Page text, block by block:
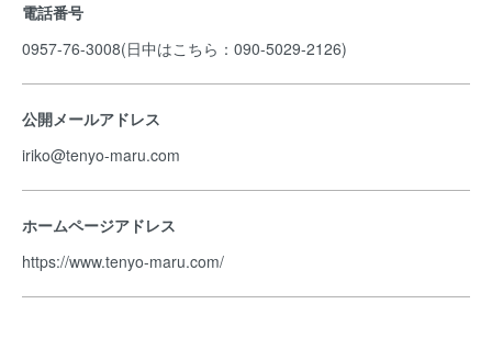
電話番号
0957-76-3008(日中はこちら：090-5029-2126)
公開メールアドレス
iriko@tenyo-maru.com
ホームページアドレス
https://www.tenyo-maru.com/